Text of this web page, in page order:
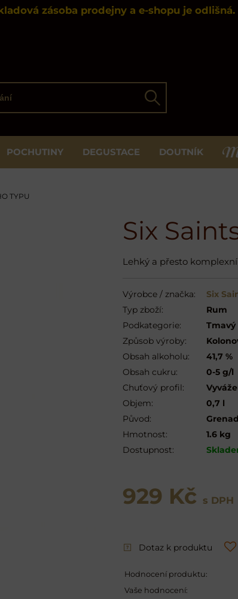
zásoba prodejny a e-shopu je odlišná.
Hledat
POCHUTINY DEGUSTACE DOUTNÍK
TYPU
Six
Lehký a přesto
Výrobce / značka:
Six
Typ zboží:
Rum
Podkategorie:
Způsob výroby:
Obsah alkoholu:
41,7 %
Obsah cukru:
0-5 g/l
Chuťový profil:
Objem:
0,7 l
Původ:
Hmotnost:
1.6 kg
Dostupnost:
929 Kč s DPH
Dotaz k produktu
Hodnocení produktu:
Vaše hodnocení: